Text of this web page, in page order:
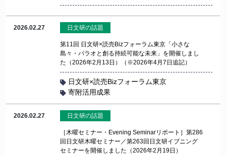
2026.02.27 日文研の話題
第11回 日文研×読売Bizフォーラム東京「小さな
島々・パラオと創る持続可能な未来」を開催しまし
た（2026年2月13日）（※2026年4月7日追記）
日文研×読売Bizフォーラム東京
寄附活用成果
2026.02.27 日文研の話題
［木曜セミナー・Evening Seminarリポート］第286
回日文研木曜セミナー／第263回日文研イブニング
セミナーを開催しました（2026年2月19日）